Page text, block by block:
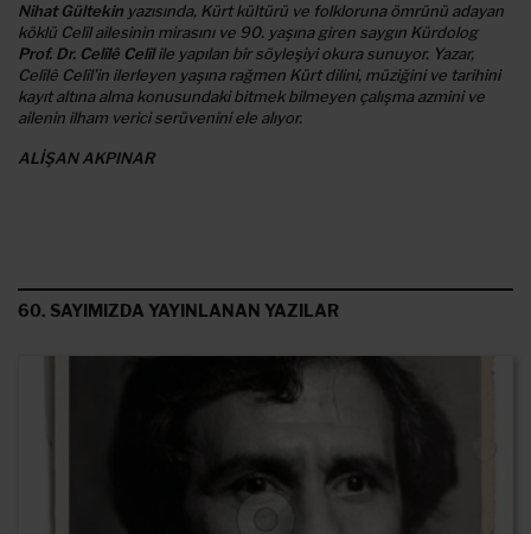
Nihat Gültekin yazısında, Kürt kültürü ve folkloruna ömrünü adayan
köklü Celîl ailesinin mirasını ve 90. yaşına giren saygın Kürdolog
Prof. Dr. Celîlê Celîlile yapılan bir söyleşiyi okura sunuyor. Yazar,
Celîlê Celîl’in ilerleyen yaşına rağmen Kürt dilini, müziğini ve tarihini
kayıt altına alma konusundaki bitmek bilmeyen çalışma azmini ve
ailenin ilham verici serüvenini ele alıyor.
ALİŞAN AKPINAR
60. SAYIMIZDA YAYINLANAN YAZILAR